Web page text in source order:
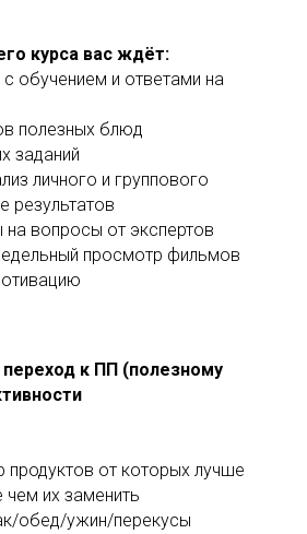
курса вас ждёт:
обучением и ответами на
полезных блюд
заданий
личного и группового
результатов
вопросы от экспертов
просмотр фильмов
к ПП (полезному
от которых лучше
чем их заменить
обед/ужин/перекусы